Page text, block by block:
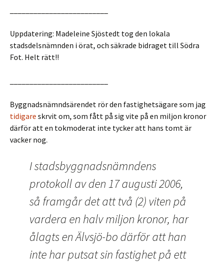
Uppdatering: Madeleine Sjöstedt tog den lokala
stadsdelsnämnden i örat, och säkrade bidraget till Södra
Fot. Helt rätt!!
Byggnadsnämndsärendet rör den fastighetsägare som jag
tidigare skrvit om, som fått på sig vite på en miljon kronor
därför att en tokmoderat inte tycker att hans tomt är
vacker nog.
I stadsbyggnadsnämndens
protokoll av den 17 augusti 2006,
så framgår det att två (2) viten på
vardera en halv miljon kronor, har
ålagts en Älvsjö-bo därför att han
inte har putsat sin fastighet på ett